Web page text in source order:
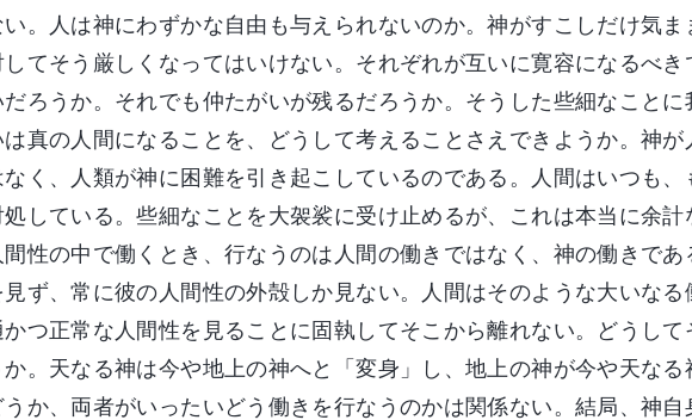
い。人は神にわずかな自由も与えられないのか。神がすこしだけ気
してそう厳しくなってはいけない。それぞれが互いに寛容になるべ
だろうか。それでも仲たがいが残るだろうか。そうした些細なこと
は真の人間になることを、どうして考えることさえできようか。神
なく、人類が神に困難を引き起こしているのである。人間はいつも
処している。些細なことを大袈裟に受け止めるが、これは本当に余
間性の中で働くとき、行なうのは人間の働きではなく、神の働きで
見ず、常に彼の人間性の外殻しか見ない。人間はそのような大いな
かつ正常な人間性を見ることに固執してそこから離れない。どうし
か。天なる神は今や地上の神へと「変身」し、地上の神が今や天な
うか、両者がいったいどう働きを行なうのかは関係ない。結局、神